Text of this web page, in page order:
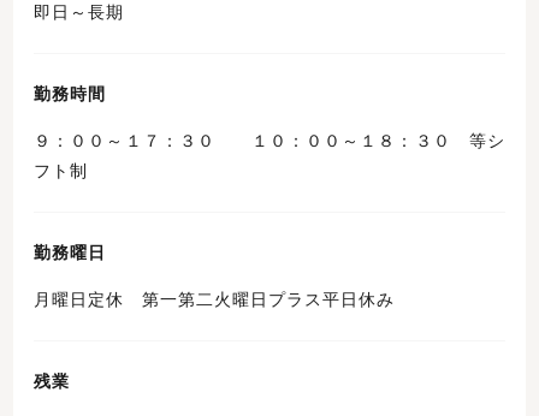
即日～長期
勤務時間
９：００～１７：３０ １０：００～１８：３０ 等シ
フト制
勤務曜日
月曜日定休 第一第二火曜日プラス平日休み
残業